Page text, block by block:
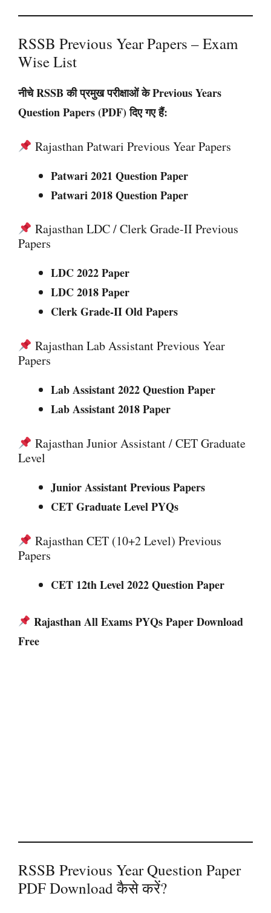
RSSB Previous Year Papers – Exam
Wise List
नीचे RSSB की प्रमुख परीक्षाओं केPrevious Years
Question Papers (PDF)दिए गए हैं:
Rajasthan Patwari Previous Year Papers
Patwari 2021 Question Paper
Patwari 2018 Question Paper
Rajasthan LDC / Clerk Grade-II Previous
Papers
LDC 2022 Paper
LDC 2018 Paper
Clerk Grade-II Old Papers
Rajasthan Lab Assistant Previous Year
Papers
Lab Assistant 2022 Question Paper
Lab Assistant 2018 Paper
Rajasthan Junior Assistant / CET Graduate
Level
Junior Assistant Previous Papers
CET Graduate Level PYQs
Rajasthan CET (10+2 Level) Previous
Papers
CET 12th Level 2022 Question Paper
Rajasthan All Exams PYQs Paper Download
Free
RSSB Previous Year Question Paper
PDF Download कैसे करें?